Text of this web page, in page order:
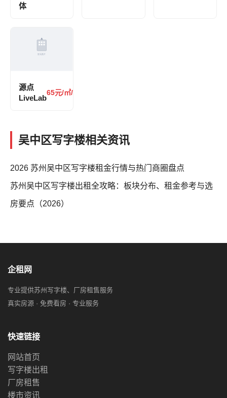
体
源点
LiveLab
65元/㎡/月
吴中区写字楼相关资讯
2026 苏州吴中区写字楼租金行情与热门商圈盘点
苏州吴中区写字楼出租全攻略：板块分布、租金参考与选
房要点（2026）
企租网
专业提供苏州写字楼、厂房租售服务
真实房源 · 免费看房 · 专业服务
快速链接
网站首页
写字楼出租
厂房租售
楼市资讯